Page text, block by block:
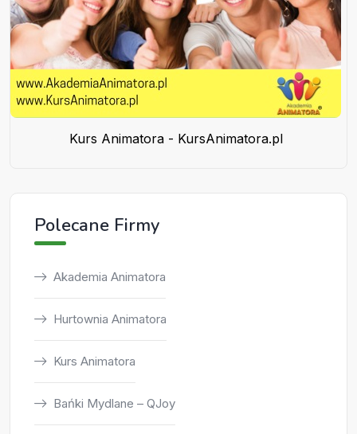
Kurs Animatora - KursAnimatora.pl
Polecane Firmy
Akademia Animatora
Hurtownia Animatora
Kurs Animatora
Bańki Mydlane – QJoy